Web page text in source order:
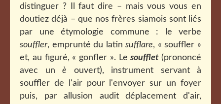
distinguer ? Il faut dire – mais vous vous en
doutiez déjà – que nos frères siamois sont liés
par une étymologie commune : le verbe
souffler, emprunté du latinsufflare, « souffler »
et, au figuré, « gonfler ». Lesoufflet (prononcé
avec un è ouvert), instrument servant à
souffler de l'air pour l'envoyer sur un foyer
puis, par allusion audit déplacement d'air,